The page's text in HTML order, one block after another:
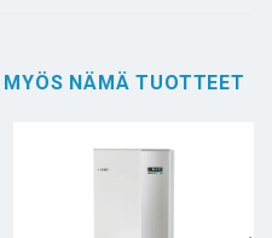
NÄMÄ TUOTTEET